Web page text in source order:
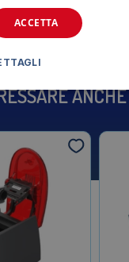
ANCHE
ACCETTA